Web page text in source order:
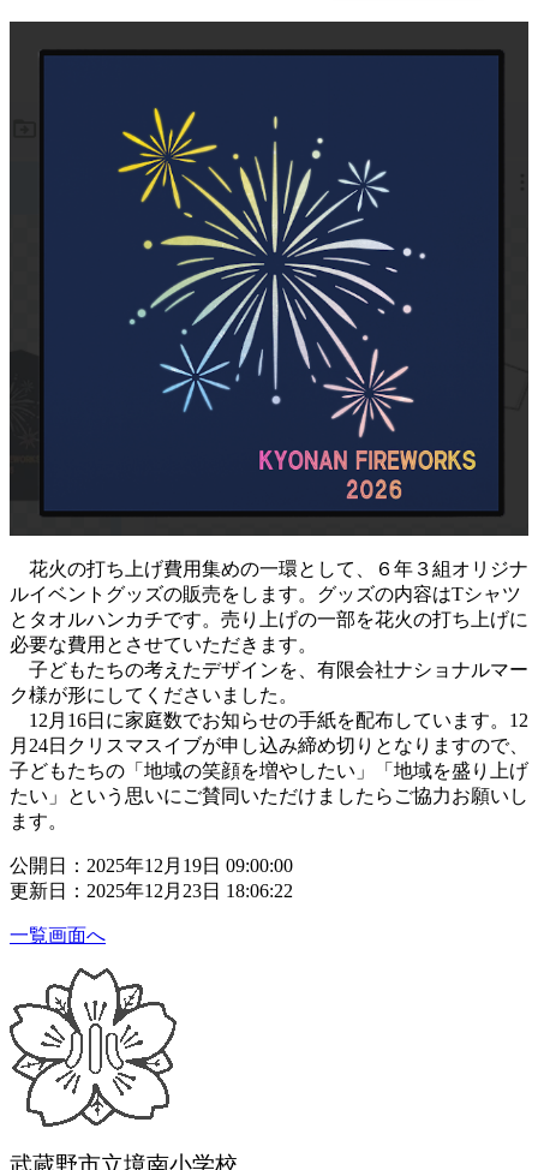
花火の打ち上げ費用集めの一環として、６年３組オリジナ
ルイベントグッズの販売をします。グッズの内容はTシャツ
とタオルハンカチです。売り上げの一部を花火の打ち上げに
必要な費用とさせていただきます。
子どもたちの考えたデザインを、有限会社ナショナルマー
ク様が形にしてくださいました。
12月16日に家庭数でお知らせの手紙を配布しています。12
月24日クリスマスイブが申し込み締め切りとなりますので、
子どもたちの「地域の笑顔を増やしたい」「地域を盛り上げ
たい」という思いにご賛同いただけましたらご協力お願いし
ます。
公開日：2025年12月19日 09:00:00
更新日：2025年12月23日 18:06:22
一覧画面へ